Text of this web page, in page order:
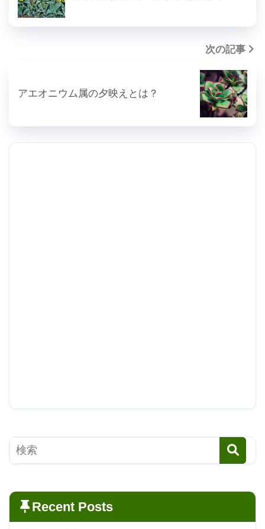
次の記事
アエオニウム属の夕映えとは？
Recent Posts